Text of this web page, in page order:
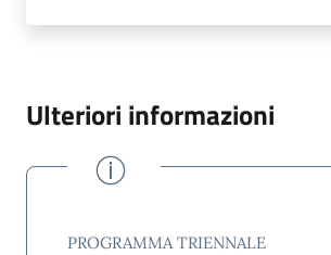
Ulteriori informazioni
CONFERMATO
PROGRAMMA TRIENNALE